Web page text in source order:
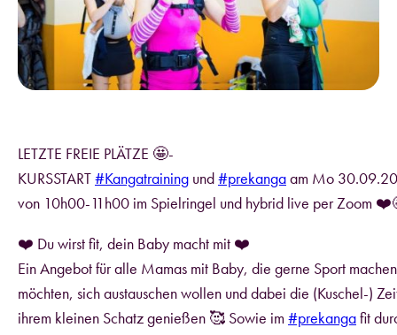
LETZTE FREIE PLÄTZE 🤩-
KURSSTART#Kangatraining und#prekangaam Mo
von 10h00-11h00 im Spielringel und hybrid live per Zoom
❤️ Du wirst fit, dein Baby macht mit ❤️
Ein Angebot für alle Mamas mit Baby, die gerne Sport machen
möchten, sich austauschen wollen und dabei die (Kuschel-)
ihrem kleinen Schatz genießen 🥰 Sowie im#prekangafit